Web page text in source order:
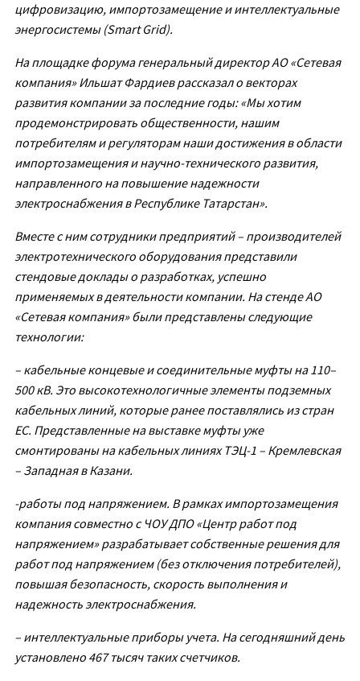
цифровизацию, импортозамещение и интеллектуальные
энергосистемы (Smart Grid).
На площадке форума генеральный директор АО «Сетевая
компания» Ильшат Фардиев рассказал о векторах
развития компании за последние годы: «Мы хотим
продемонстрировать общественности, нашим
потребителям и регуляторам наши достижения в области
импортозамещения и научно-технического развития,
направленного на повышение надежности
электроснабжения в Республике Татарстан».
Вместе с ним сотрудники предприятий – производителей
электротехнического оборудования представили
стендовые доклады о разработках, успешно
применяемых в деятельности компании. На стенде АО
«Сетевая компания» были представлены следующие
технологии:
– кабельные концевые и соединительные муфты на 110–
500 кВ. Это высокотехнологичные элементы подземных
кабельных линий, которые ранее поставлялись из стран
ЕС. Представленные на выставке муфты уже
смонтированы на кабельных линиях ТЭЦ-1 – Кремлевская
– Западная в Казани.
-работы под напряжением. В рамках импортозамещения
компания совместно с ЧОУ ДПО «Центр работ под
напряжением» разрабатывает собственные решения для
работ под напряжением (без отключения потребителей),
повышая безопасность, скорость выполнения и
надежность электроснабжения.
– интеллектуальные приборы учета. На сегодняшний день
установлено 467 тысяч таких счетчиков.